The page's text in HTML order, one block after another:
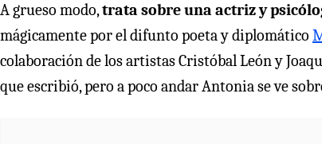
A grueso modo,trata sobre una actriz y
mágicamente por el difunto poeta y diplomático
colaboración de los artistas Cristóbal León y
que escribió, pero a poco andar Antonia se ve